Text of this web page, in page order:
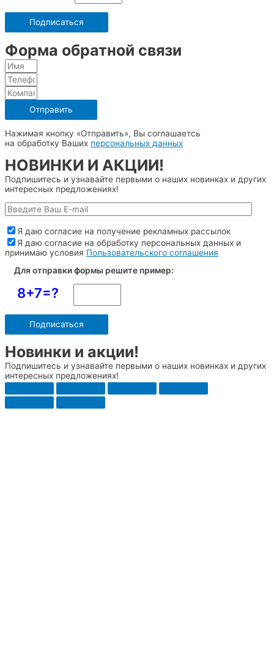
Форма обратной связи
Отправить
Нажимая кнопку «Отправить», Вы соглашаетсь
на обработку Ваших персональных данных
НОВИНКИ И АКЦИИ!
Подпишитесь и узнавайте первыми о наших новинках и других
интересных предложениях!
Я даю согласие на получение рекламных рассылок
Я даю согласие на обработку персональных данных и
принимаю условия Пользовательского соглашения
Для отправки формы решите пример:
8+7=?
Новинки и акции!
Подпишитесь и узнавайте первыми о наших новинках и других
интересных предложениях!